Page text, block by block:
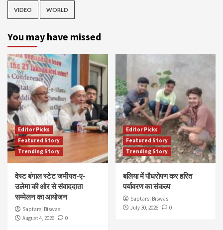
VIDEO WORLD
You may have missed
Editor Picks
Featured Story
Trending Story
वेस्ट बंगाल स्टेट जमीयत-ए-
उलेमा की ओर से संवाददाता
सम्मेलन का आयोजन
Saptarsi Biswas
August 4, 2026
0
Editor Picks
Featured Story
Trending Story
बलिया में पौधरोपण कर हरित
पर्यावरण का संकल्प
Saptarsi Biswas
July 30, 2026
0